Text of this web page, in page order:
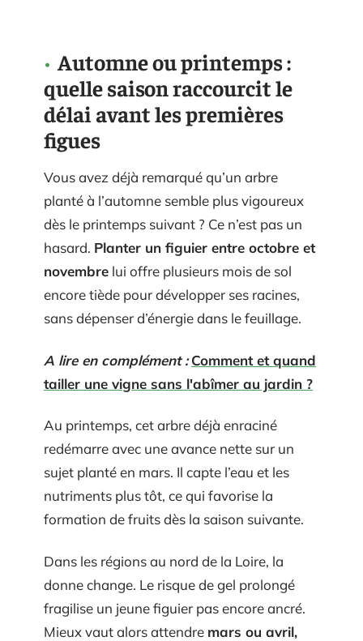
Automne ou printemps :
quelle saison raccourcit le
délai avant les premières
figues
Vous avez déjà remarqué qu’un arbre
planté à l’automne semble plus vigoureux
dès le printemps suivant ? Ce n’est pas un
hasard. Planter un figuier entre octobre et
novembre lui offre plusieurs mois de sol
encore tiède pour développer ses racines,
sans dépenser d’énergie dans le feuillage.
A lire en complément : Comment et quand
tailler une vigne sans l'abîmer au jardin ?
Au printemps, cet arbre déjà enraciné
redémarre avec une avance nette sur un
sujet planté en mars. Il capte l’eau et les
nutriments plus tôt, ce qui favorise la
formation de fruits dès la saison suivante.
Dans les régions au nord de la Loire, la
donne change. Le risque de gel prolongé
fragilise un jeune figuier pas encore ancré.
Mieux vaut alors attendre mars ou avril,